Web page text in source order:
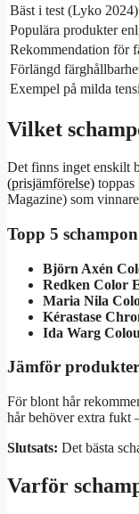
Bäst i test (Lyko 2024)
Populära produkter
Rekommendation för
Förlängd
Exempel på milda
Vilket
Det finns inget enskilt
(prisjämförelse)
Magazine) som
Topp 5
Björn Axén
Redken Color
Maria Nila
Kérastase
Ida Warg
Jämför
För blont hår
hår behöver extra fukt
Slutsats: Det bästa
Varför